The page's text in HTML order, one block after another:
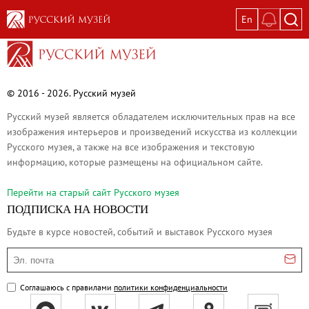
En
Выставки
Великая. Образ женщины в русском
Пётр Кончаловский. Сад в цвету
Иван Шишкин. Русский лес
Василий Тропинин
Окрестности Санкт-Петербурга в
Памяти Киры Владимировны
Постоянные экспозиции
Постоянная экспозиция «Наш
Русское искусство первой половины
Древнерусское искусство ХII—XVII
Русское искусство XVIII века
© 2016 - 2026. Русский музей
Русский музей является обладателем исключительных прав на все
изображения интерьеров и произведений искусства из коллекции
Русского музея, а также на все изображения и текстовую
информацию, которые размещены на официальном сайте.
Перейти на cтарый сайт Русского музея
ПОДПИСКА НА НОВОСТИ
Будьте в курсе новостей, событий и выставок Русского музея
Эл. почта
Соглашаюсь с правилами политики конфиденциальности